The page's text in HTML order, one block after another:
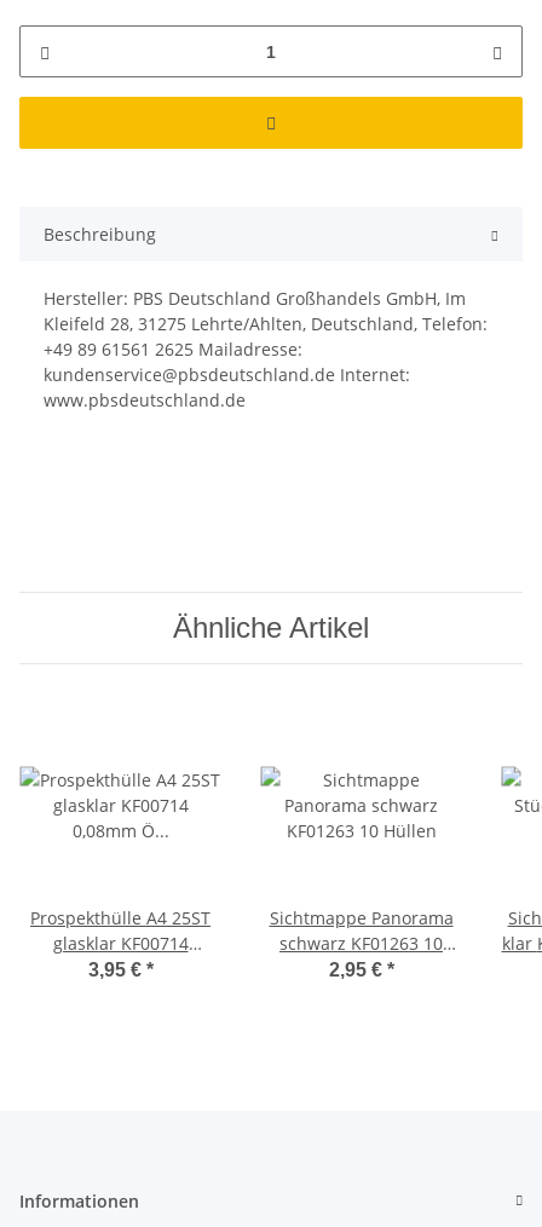
Beschreibung
Hersteller: PBS Deutschland Großhandels GmbH, Im
Kleifeld 28, 31275 Lehrte/Ahlten, Deutschland, Telefon:
+49 89 61561 2625 Mailadresse:
kundenservice@pbsdeutschland.de Internet:
www.pbsdeutschland.de
Ähnliche Artikel
Prospekthülle A4 25ST
glasklar KF00714
0,08mm Ö o+l
3,95 € *
Sichtmappe Panorama
schwarz KF01263 10
Hüllen
2,95 € *
Informationen